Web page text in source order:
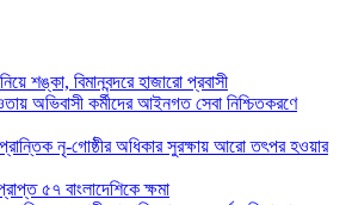
শঙ্কা, বিমানবন্দরে হাজারো প্রবাসী
অভিবাসী কর্মীদের আইনগত সেবা নিশ্চিতকরণে
নৃ-গোষ্ঠীর অধিকার সুরক্ষায় আরো তৎপর হওয়ার
৫৭ বাংলাদেশিকে ক্ষমা